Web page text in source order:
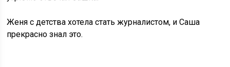
Женя с детства хотела стать журналистом, и Саша
прекрасно знал это.